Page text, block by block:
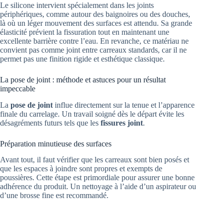
Le silicone intervient spécialement dans les joints
périphériques, comme autour des baignoires ou des douches,
là où un léger mouvement des surfaces est attendu. Sa grande
élasticité prévient la fissuration tout en maintenant une
excellente barrière contre l’eau. En revanche, ce matériau ne
convient pas comme joint entre carreaux standards, car il ne
permet pas une finition rigide et esthétique classique.
La pose de joint : méthode et astuces pour un résultat
impeccable
La pose de joint influe directement sur la tenue et l’apparence
finale du carrelage. Un travail soigné dès le départ évite les
désagréments futurs tels que les fissures joint.
Préparation minutieuse des surfaces
Avant tout, il faut vérifier que les carreaux sont bien posés et
que les espaces à joindre sont propres et exempts de
poussières. Cette étape est primordiale pour assurer une bonne
adhérence du produit. Un nettoyage à l’aide d’un aspirateur ou
d’une brosse fine est recommandé.